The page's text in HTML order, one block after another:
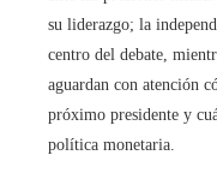
su liderazgo; la
centro del debate,
aguardan con atención
próximo presidente y
política monetaria.